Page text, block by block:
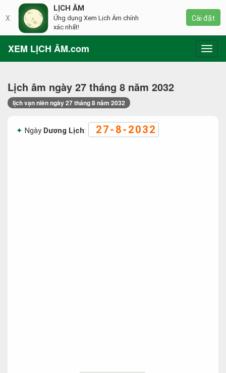
XEM LỊCH ÂM.com
Lịch âm ngày 27 tháng 8 năm 2032
lịch vạn niên ngày 27 tháng 8 năm 2032
Ngày Dương Lịch: 27-8-2032
X
LỊCH ÂM
Ứng dụng Xem Lịch Âm chính
xác nhất!
Cài đặt